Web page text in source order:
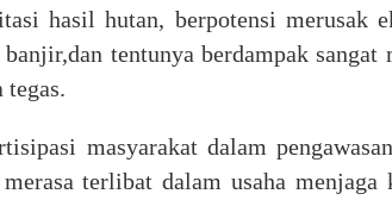
hasil hutan, berpotensi merusak
banjir,dan tentunya berdampak sangat
tegas.
masyarakat dalam
terlibat dalam usaha menjaga